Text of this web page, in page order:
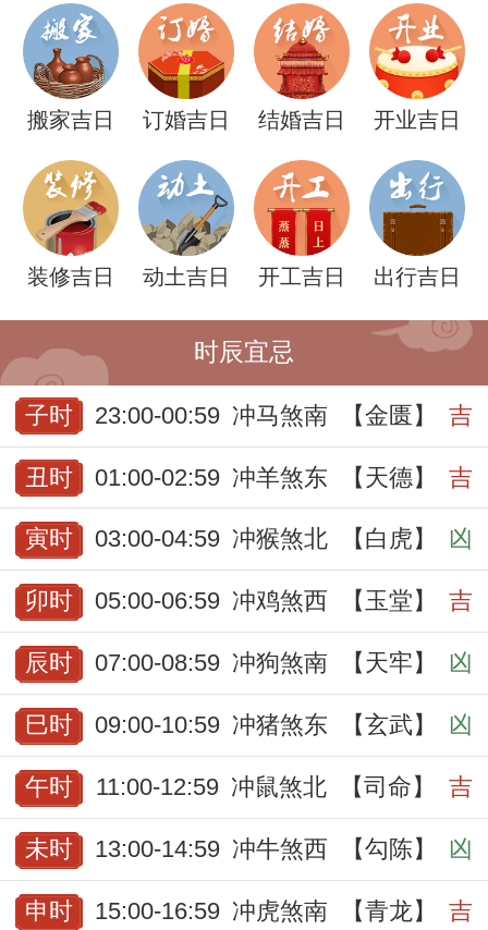
搬家吉日 订婚吉日 结婚吉日 开业吉日
装修吉日 动土吉日 开工吉日 出行吉日
时辰宜忌
子时 23:00-00:59 冲马煞南 【金匮】 吉
丑时 01:00-02:59 冲羊煞东 【天德】 吉
寅时 03:00-04:59 冲猴煞北 【白虎】 凶
卯时 05:00-06:59 冲鸡煞西 【玉堂】 吉
辰时 07:00-08:59 冲狗煞南 【天牢】 凶
巳时 09:00-10:59 冲猪煞东 【玄武】 凶
午时 11:00-12:59 冲鼠煞北 【司命】 吉
未时 13:00-14:59 冲牛煞西 【勾陈】 凶
申时 15:00-16:59 冲虎煞南 【青龙】 吉